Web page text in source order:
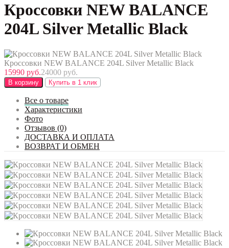
Кроссовки NEW BALANCE
204L Silver Metallic Black
Кроссовки NEW BALANCE 204L Silver Metallic Black
15990 руб.24000 руб.
В корзину Купить в 1 клик
Все о товаре
Характеристики
Фото
Отзывов (0)
ДОСТАВКА И ОПЛАТА
ВОЗВРАТ И ОБМЕН